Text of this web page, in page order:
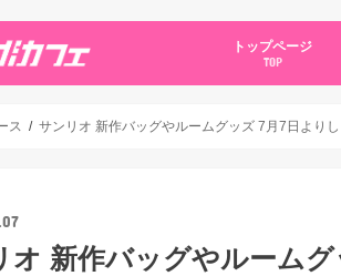
トップページ
TOP
ス サンリオ 新作バッグやルームグッズ 7月7日より
オ 新作バッグやルーム